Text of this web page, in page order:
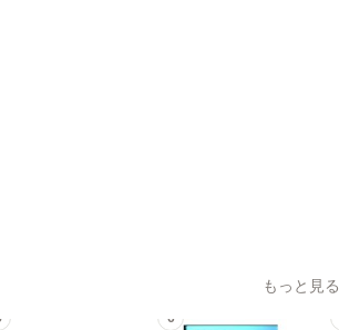
もっと見る
6